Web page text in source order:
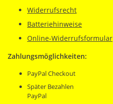
Widerrufsrecht
Batteriehinweise
Online-Widerrufsformular
Zahlungsmöglichkeiten:
PayPal Checkout
Später Bezahlen
PayPal